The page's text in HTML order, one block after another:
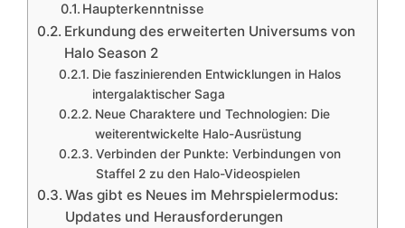
Haupterkenntnisse
Erkundung des erweiterten Universums von
Halo Season 2
Die faszinierenden Entwicklungen in Halos
intergalaktischer Saga
Neue Charaktere und Technologien: Die
weiterentwickelte Halo-Ausrüstung
Verbinden der Punkte: Verbindungen von
Staffel 2 zu den Halo-Videospielen
Was gibt es Neues im Mehrspielermodus:
Updates und Herausforderungen